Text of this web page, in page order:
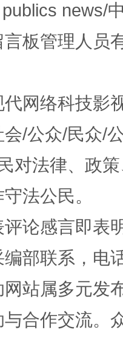
news/
板管理人员
网络科技影
/公众/民众/
对法律、政
法公民。
论感言即表
部联系，电
站属多元发
合作交流。